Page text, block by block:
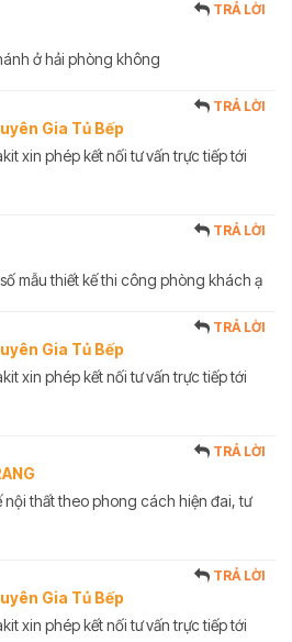
TRẢ LỜI
ở hải phòng không
Gia Tủ Bếp
TRẢ LỜI
xin phép kết nối tư vấn trực tiếp tới
TRẢ LỜI
mẫu thiết kế thi công phòng khách ạ
Gia Tủ Bếp
TRẢ LỜI
xin phép kết nối tư vấn trực tiếp tới
TRẢ LỜI
nội thất theo phong cách hiện đai, tư
Gia Tủ Bếp
TRẢ LỜI
xin phép kết nối tư vấn trực tiếp tới